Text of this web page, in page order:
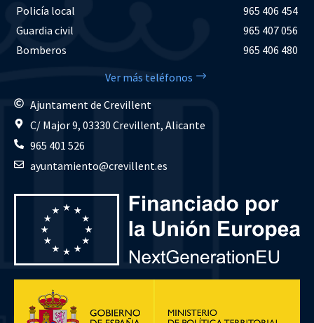
Policía local
965 406 454
Guardia civil
965 407 056
Bomberos
965 406 480
Ver más teléfonos
Ajuntament de Crevillent
C/ Major 9, 03330 Crevillent, Alicante
965 401 526
ayuntamiento@crevillent.es